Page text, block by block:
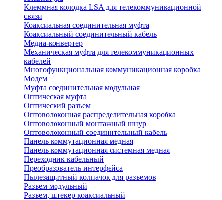
Клеммная колодка LSA для телекоммуникационной
связи
Коаксиальная соединительная муфта
Коаксиальный соединительный кабель
Медиа-конвертер
Механическая муфта для телекоммуникационных
кабелей
Многофункциональная коммуникационная коробка
Модем
Муфта соединительная модульная
Оптическая муфта
Оптический разъем
Оптоволоконная распределительная коробка
Оптоволоконный монтажный шнур
Оптоволоконный соединительный кабель
Панель коммутационная медная
Панель коммутационная системная медная
Переходник кабельный
Преобразователь интерфейса
Пылезащитный колпачок для разъемов
Разъем модульный
Разъем, штекер коаксиальный